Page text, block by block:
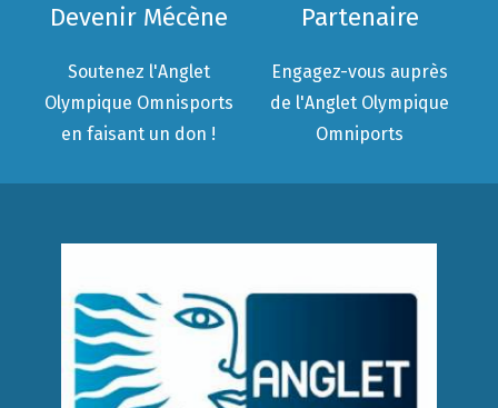
Devenir Mécène
Soutenez l'Anglet
Olympique Omnisports
en faisant un don !
Partenaire
Engagez-vous auprès
de l'Anglet Olympique
Omniports